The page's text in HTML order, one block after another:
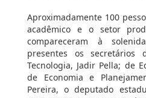
Aproximadamente 100
acadêmico e o setor
compareceram à
presentes os secretários
Tecnologia, Jadir Pella; de
de Economia e
Pereira, o deputado